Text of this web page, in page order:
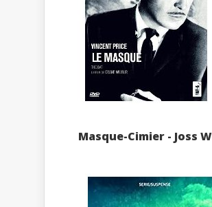
Masque-Cimier - Joss